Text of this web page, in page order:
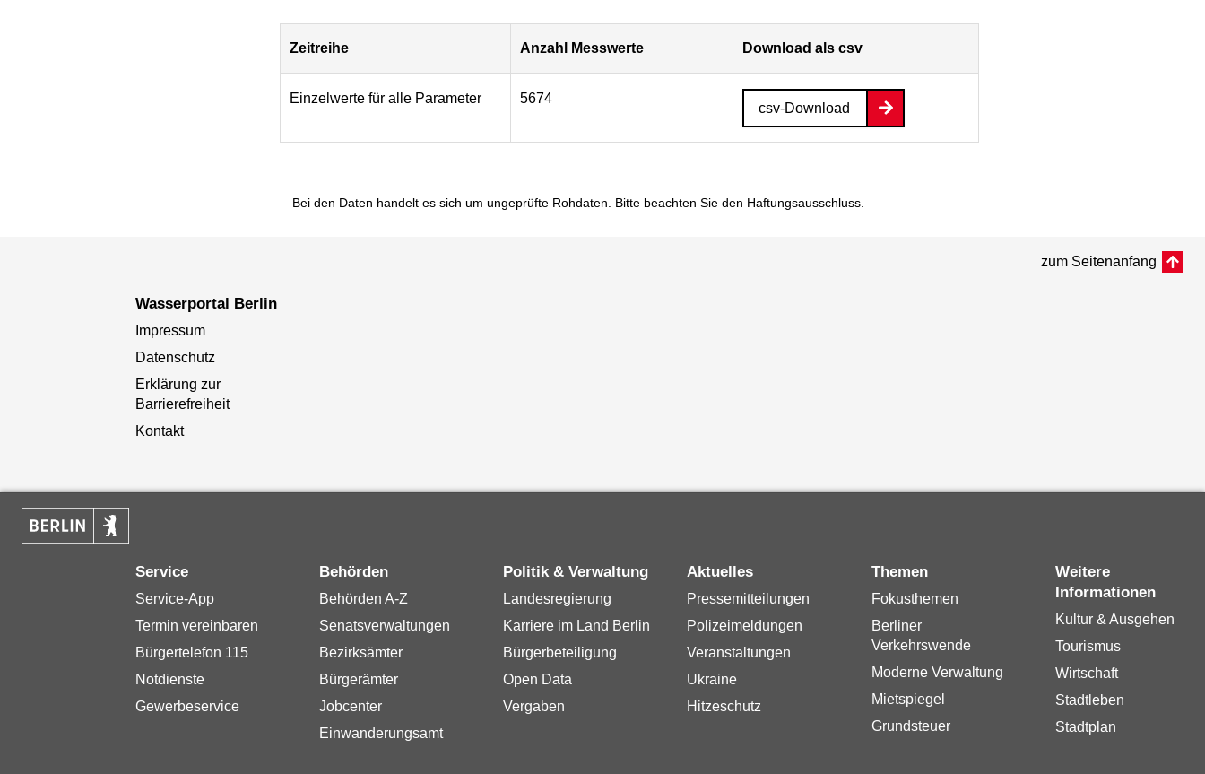
Zeitreihe Anzahl Messwerte Download als csv
Einzelwerte für alle Parameter 5674
csv-Download
Bei den Daten handelt es sich um ungeprüfte Rohdaten. Bitte beachten Sie den Haftungsausschluss.
zum Seitenanfang
Wasserportal Berlin
Impressum
Datenschutz
Erklärung zur
Barrierefreiheit
Kontakt
Service
Service-App
Termin vereinbaren
Bürgertelefon 115
Notdienste
Gewerbeservice
Behörden
Behörden A-Z
Senatsverwaltungen
Bezirksämter
Bürgerämter
Jobcenter
Einwanderungsamt
Politik & Verwaltung
Landesregierung
Karriere im Land Berlin
Bürgerbeteiligung
Open Data
Vergaben
Aktuelles
Pressemitteilungen
Polizeimeldungen
Veranstaltungen
Ukraine
Hitzeschutz
Themen
Fokusthemen
Berliner
Verkehrswende
Moderne Verwaltung
Mietspiegel
Grundsteuer
Weitere
Informationen
Kultur & Ausgehen
Tourismus
Wirtschaft
Stadtleben
Stadtplan